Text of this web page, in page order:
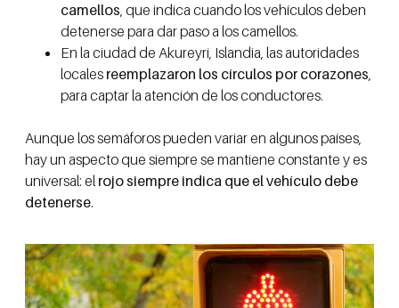
camellos, que indica cuando los vehículos deben
detenerse para dar paso a los camellos.
En la ciudad de Akureyri, Islandia, las autoridades
locales reemplazaron los círculos por corazones,
para captar la atención de los conductores.
Aunque los semáforos pueden variar en algunos países,
hay un aspecto que siempre se mantiene constante y es
universal: el rojo siempre indica que el vehículo debe
detenerse.